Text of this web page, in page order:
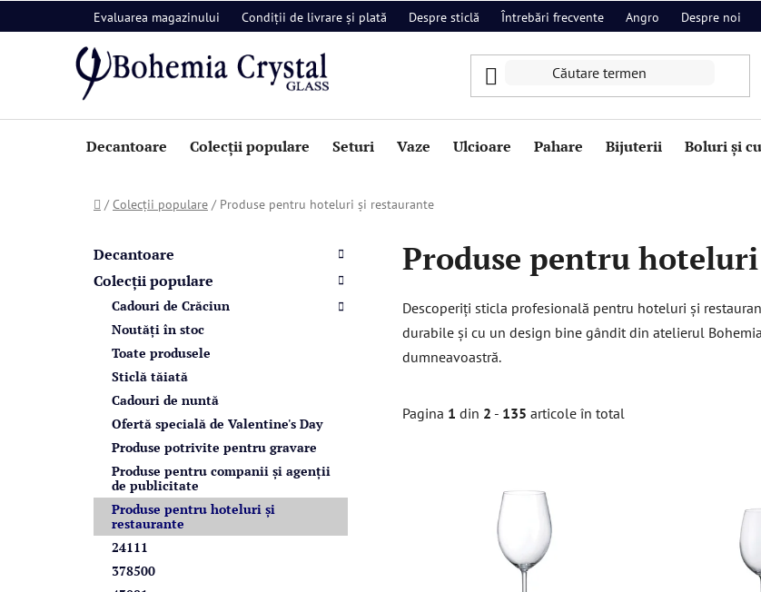
la
Evaluarea magazinului Condiții de livrare și plată Despre sticlă Întrebări frecvente Angro Despre noi
Decantoare Colecții populare Seturi Vaze Ulcioare Pahare Bijuterii Boluri și
Acasă
/ Colecții populare / Produse pentru hoteluri și restaurante
peste
categorii
Decantoare
Colecții populare
Cadouri de Crăciun
Noutăți în stoc
Toate produsele
Sticlă tăiată
Cadouri de nuntă
Ofertă specială de Valentine's Day
Produse potrivite pentru gravare
Produse pentru companii și agenții
de publicitate
Produse pentru hoteluri și
restaurante
24111
378500
Produse pentru
Descoperiți sticla profesională pentru hoteluri și
durabile și cu un design bine gândit din atelierul
dumneavoastră.
Pagina 1 din 2 - 135 articole în total